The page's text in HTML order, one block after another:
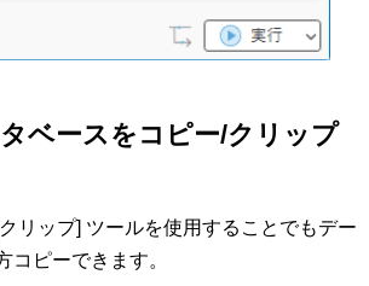
ベースをコピー/クリップ
リップ] ツールを使用することでもデー
コピーできます。